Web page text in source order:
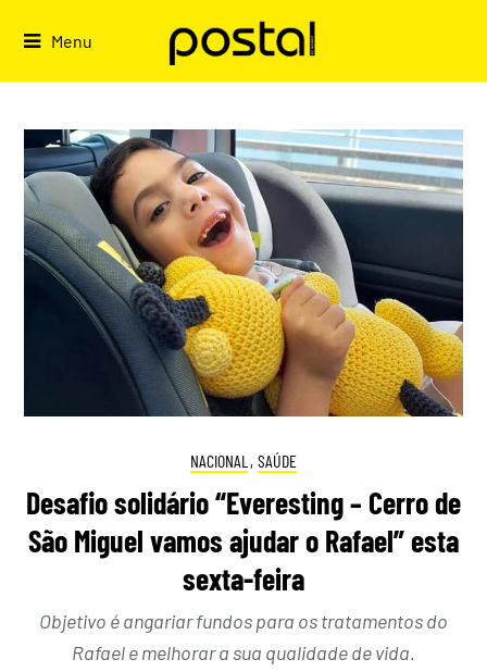
Menu
NACIONAL , SAÚDE
Desafio solidário “Everesting – Cerro de
São Miguel vamos ajudar o Rafael” esta
sexta-feira
Objetivo é angariar fundos para os tratamentos do
Rafael e melhorar a sua qualidade de vida.